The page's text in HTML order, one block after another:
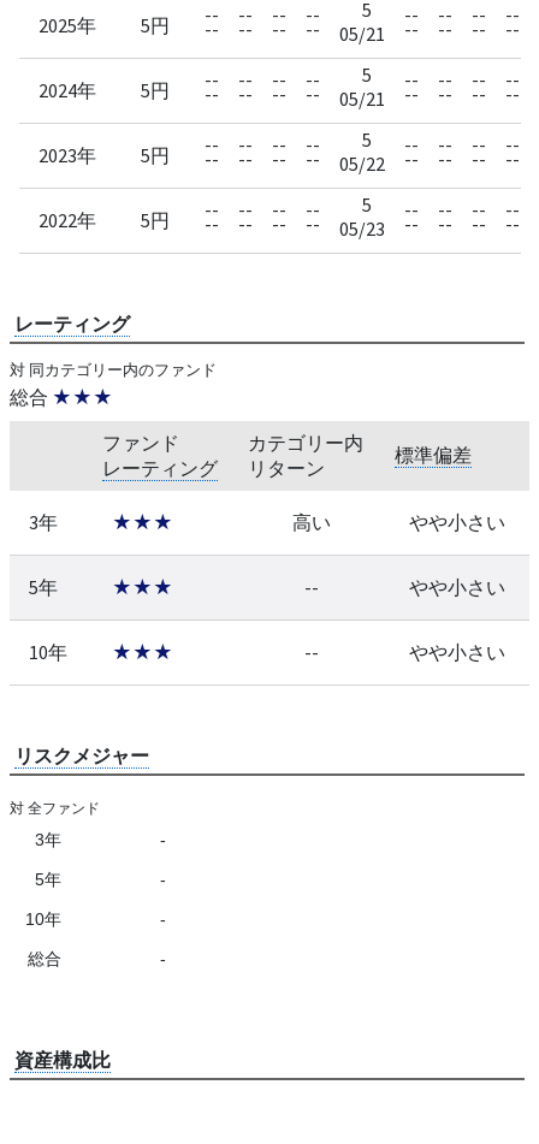
2025年 5円 --
--
--
--
--
--
--
--
5
05/21
--
--
--
--
--
--
--
--
2024年 5円 --
--
--
--
--
--
--
--
5
05/21
--
--
--
--
--
--
--
--
2023年 5円 --
--
--
--
--
--
--
--
5
05/22
--
--
--
--
--
--
--
--
2022年 5円 --
--
--
--
--
--
--
--
5
05/23
--
--
--
--
--
--
--
--
レーティング
対 同カテゴリー内のファンド
総合 ★★★
ファンド
レーティング
カテゴリー内
リターン
標準偏差
3年 ★★★ 高い やや小さい
5年 ★★★ -- やや小さい
10年 ★★★ -- やや小さい
リスクメジャー
対 全ファンド
3年 -
5年 -
10年 -
総合 -
資産構成比